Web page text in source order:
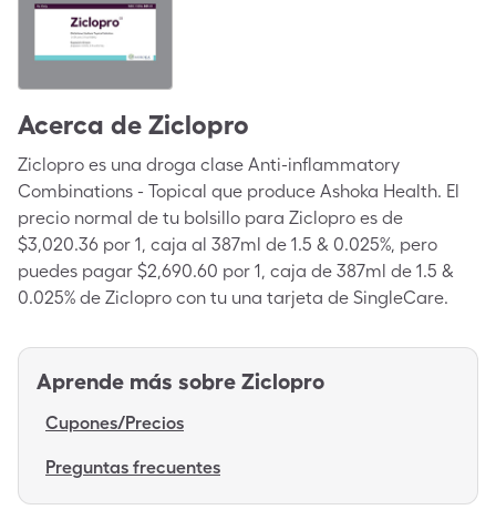
Acerca de Ziclopro
Ziclopro es una droga clase Anti-inflammatory
Combinations - Topical que produce Ashoka Health. El
precio normal de tu bolsillo para Ziclopro es de
$3,020.36 por 1, caja al 387ml de 1.5 & 0.025%, pero
puedes pagar $2,690.60 por 1, caja de 387ml de 1.5 &
0.025% de Ziclopro con tu una tarjeta de SingleCare.
Aprende más sobre Ziclopro
Cupones/Precios
Preguntas frecuentes